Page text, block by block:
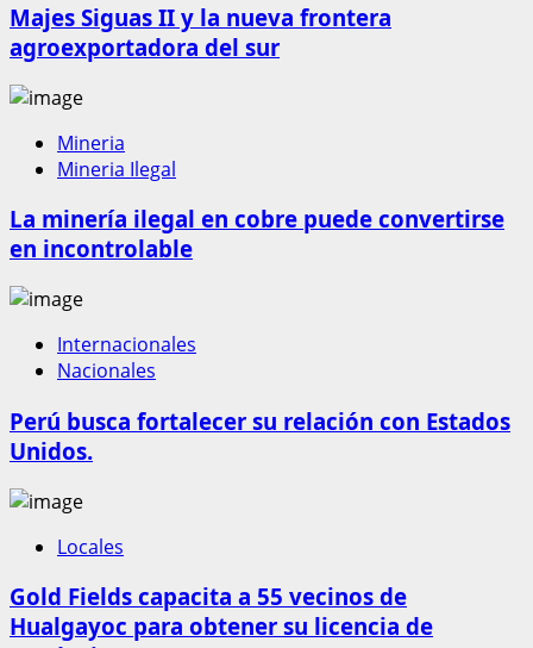
Majes Siguas II y la nueva frontera
agroexportadora del sur
Mineria
Mineria Ilegal
La minería ilegal en cobre puede convertirse
en incontrolable
Internacionales
Nacionales
Perú busca fortalecer su relación con Estados
Unidos.
Locales
Gold Fields capacita a 55 vecinos de
Hualgayoc para obtener su licencia de